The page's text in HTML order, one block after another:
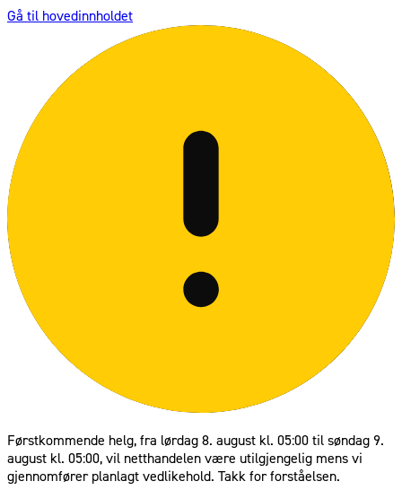
Gå til hovedinnholdet
Førstkommende helg, fra lørdag 8. august kl. 05:00 til søndag 9.
august kl. 05:00, vil netthandelen være utilgjengelig mens vi
gjennomfører planlagt vedlikehold. Takk for forståelsen.